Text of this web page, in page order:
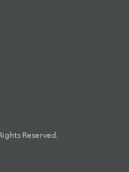
Reserved.